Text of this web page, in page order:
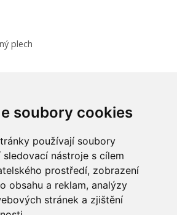
soubory cookies
používají soubory
nástroje s cílem
prostředí, zobrazení
obsahu a reklam, analýzy
stránek a zjištění
plech